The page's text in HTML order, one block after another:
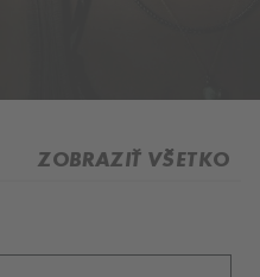
ZOBRAZIŤ VŠETKO